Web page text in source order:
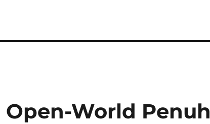
Open-World Penuh